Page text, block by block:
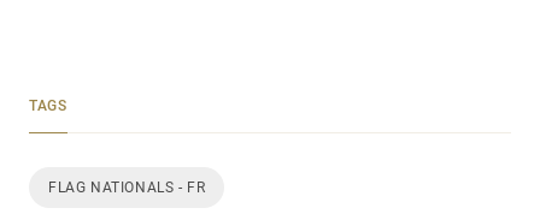
TAGS
FLAG NATIONALS - FR